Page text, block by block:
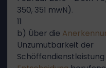
350, 351 mwN).
11
b) Über die
Unzumutbarkeit der